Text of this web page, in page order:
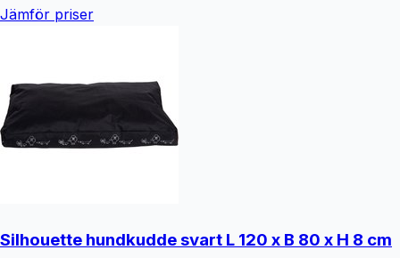
Jämför priser
Silhouette hundkudde svart L 120 x B 80 x H 8 cm